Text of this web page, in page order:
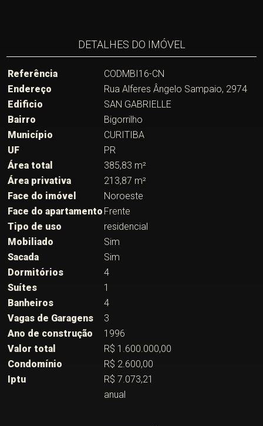
DETALHES DO IMÓVEL
Referência
CODMBI16-CN
Endereço
Rua Alferes Ângelo Sampaio, 2974
Edificio
SAN GABRIELLE
Bairro
Bigorrilho
Município
CURITIBA
UF
PR
Área total
385,83 m²
Área privativa
213,87 m²
Face do imóvel
Noroeste
Face do apartamento Frente
Tipo de uso
residencial
Mobiliado
Sim
Sacada
Sim
Dormitórios
4
Suítes
1
Banheiros
4
Vagas de Garagens
3
Ano de construção
1996
Valor total
R$ 1.600.000,00
Condomínio
R$ 2.600,00
Iptu
R$ 7.073,21
anual